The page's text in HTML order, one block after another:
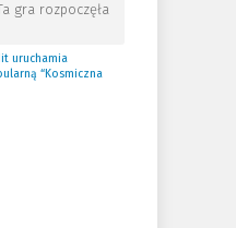
gra rozpoczęła
uruchamia
“Kosmiczna